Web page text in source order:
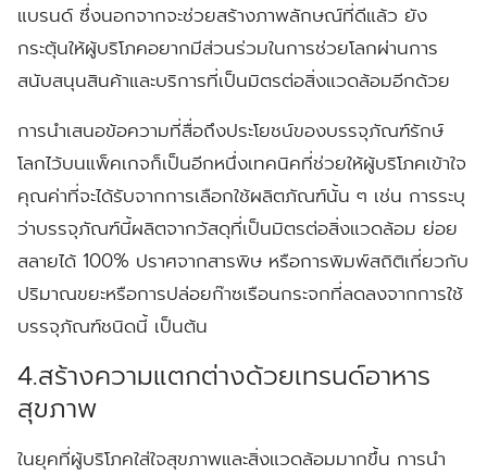
แบรนด์ ซึ่งนอกจากจะช่วยสร้างภาพลักษณ์ที่ดีแล้ว ยัง
กระตุ้นให้ผู้บริโภคอยากมีส่วนร่วมในการช่วยโลกผ่านการ
สนับสนุนสินค้าและบริการที่เป็นมิตรต่อสิ่งแวดล้อมอีกด้วย
การนำเสนอข้อความที่สื่อถึงประโยชน์ของบรรจุภัณฑ์รักษ์
โลกไว้บนแพ็คเกจก็เป็นอีกหนึ่งเทคนิคที่ช่วยให้ผู้บริโภคเข้าใจ
คุณค่าที่จะได้รับจากการเลือกใช้ผลิตภัณฑ์นั้น ๆ เช่น การระบุ
ว่าบรรจุภัณฑ์นี้ผลิตจากวัสดุที่เป็นมิตรต่อสิ่งแวดล้อม ย่อย
สลายได้ 100% ปราศจากสารพิษ หรือการพิมพ์สถิติเกี่ยวกับ
ปริมาณขยะหรือการปล่อยก๊าซเรือนกระจกที่ลดลงจากการใช้
บรรจุภัณฑ์ชนิดนี้ เป็นต้น
4.สร้างความแตกต่างด้วยเทรนด์อาหาร
สุขภาพ
ในยุคที่ผู้บริโภคใส่ใจสุขภาพและสิ่งแวดล้อมมากขึ้น การนำ